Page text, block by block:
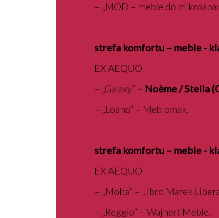
– „MOD – meble do
strefa komfortu – meble -
EX AEQUO
– „Galaxy” – Noème / Stella
– „Loano” – Meblomak.
strefa komfortu – meble -
EX AEQUO
– „Molta” – Libro Marek
– „Reggio” – Wajnert Meble.